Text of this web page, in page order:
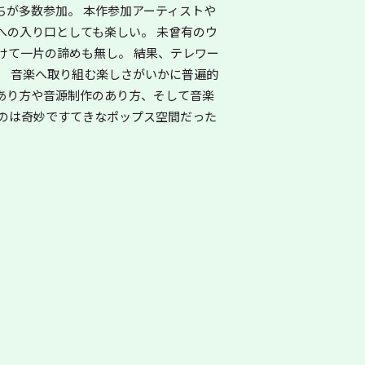
多数参加。 本作参加アーティストや
入り口としても楽しい。 未曾有のウ
一片の諦めも無し。 結果、テレワー
音楽へ取り組む楽しさがいかに普遍的
方や音源制作のあり方、そして音楽
は奇妙ですてきなポップス空間だった